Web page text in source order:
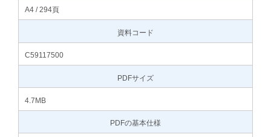
A4 / 294頁
資料コード
C59117500
PDFサイズ
4.7MB
PDFの基本仕様